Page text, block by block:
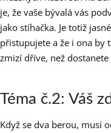
je, že vaše bývalá vás
jako stíhačka. Je totiž
přistupujete a že i ona by
zmizí dříve, než dostanete
Téma č.2: Váš
Když se dva berou, musí